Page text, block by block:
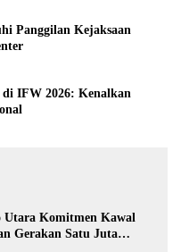
Panggilan Kejaksaan
IFW 2026: Kenalkan
Utara Komitmen Kawal
Gerakan Satu Juta